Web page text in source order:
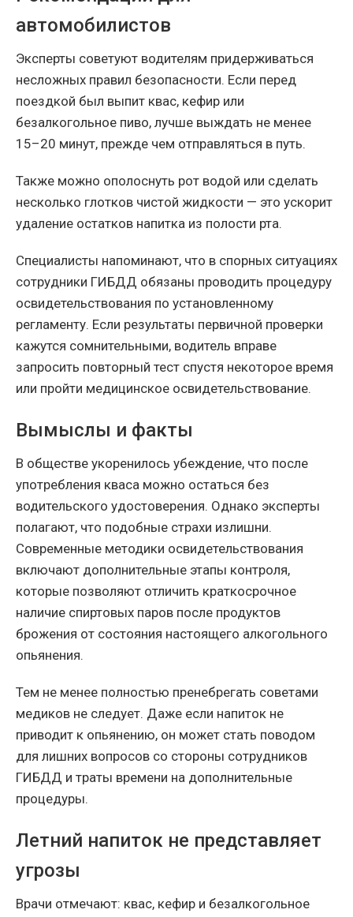
автомобилистов
Эксперты советуют водителям придерживаться
несложных правил безопасности. Если перед
поездкой был выпит квас, кефир или
безалкогольное пиво, лучше выждать не менее
15–20 минут, прежде чем отправляться в путь.
Также можно ополоснуть рот водой или сделать
несколько глотков чистой жидкости — это ускорит
удаление остатков напитка из полости рта.
Специалисты напоминают, что в спорных ситуациях
сотрудники ГИБДД обязаны проводить процедуру
освидетельствования по установленному
регламенту. Если результаты первичной проверки
кажутся сомнительными, водитель вправе
запросить повторный тест спустя некоторое время
или пройти медицинское освидетельствование.
Вымыслы и факты
В обществе укоренилось убеждение, что после
употребления кваса можно остаться без
водительского удостоверения. Однако эксперты
полагают, что подобные страхи излишни.
Современные методики освидетельствования
включают дополнительные этапы контроля,
которые позволяют отличить краткосрочное
наличие спиртовых паров после продуктов
брожения от состояния настоящего алкогольного
опьянения.
Тем не менее полностью пренебрегать советами
медиков не следует. Даже если напиток не
приводит к опьянению, он может стать поводом
для лишних вопросов со стороны сотрудников
ГИБДД и траты времени на дополнительные
процедуры.
Летний напиток не представляет
угрозы
Врачи отмечают: квас, кефир и безалкогольное